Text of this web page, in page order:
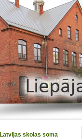
Latvijas skolas soma